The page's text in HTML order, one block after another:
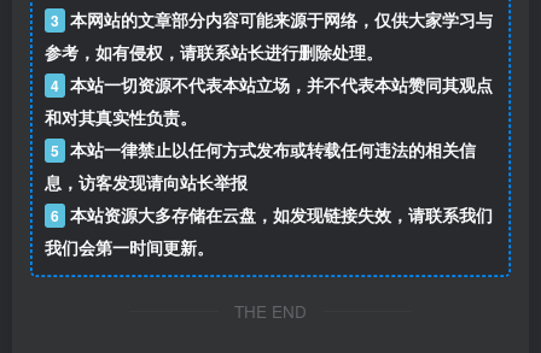
3 本网站的文章部分内容可能来源于网络，仅供大家学习与
参考，如有侵权，请联系站长进行删除处理。
4 本站一切资源不代表本站立场，并不代表本站赞同其观点
和对其真实性负责。
5 本站一律禁止以任何方式发布或转载任何违法的相关信
息，访客发现请向站长举报
6 本站资源大多存储在云盘，如发现链接失效，请联系我们
我们会第一时间更新。
THE END